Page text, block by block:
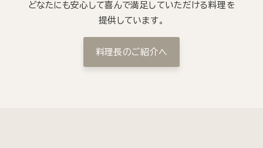
どなたにも安心して喜んで満足していただける料理を
提供しています。
料理長のご紹介へ